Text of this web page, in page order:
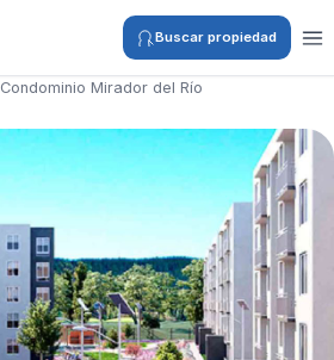
Buscar propiedad
Condominio Mirador del Río